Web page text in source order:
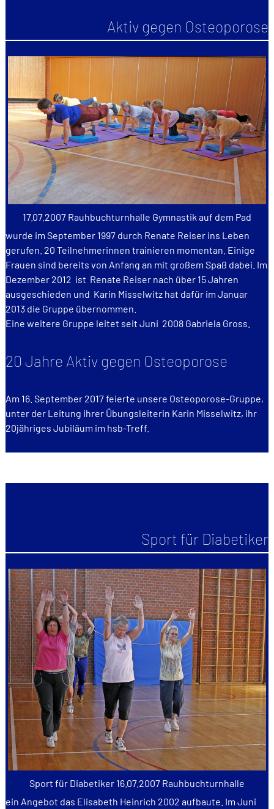
Aktiv gegen Osteoporose
17.07.2007 Rauhbuchturnhalle Gymnastik auf dem Pad
wurde im September 1997 durch Renate Reiser ins Leben
gerufen. 20 Teilnehmerinnen trainieren momentan. Einige
Frauen sind bereits von Anfang an mit großem Spaß dabei. Im
Dezember 2012 ist Renate Reiser nach über 15 Jahren
ausgeschieden und Karin Misselwitz hat dafür im Januar
2013 die Gruppe übernommen.
Eine weitere Gruppe leitet seit Juni 2008 Gabriela Gross.
20 Jahre Aktiv gegen Osteoporose
Am 16. September 2017 feierte unsere Osteoporose-Gruppe,
unter der Leitung ihrer Übungsleiterin Karin Misselwitz, ihr
20jähriges Jubiläum im hsb-Treff.
Sport für Diabetiker
Sport für Diabetiker 16.07.2007 Rauhbuchturnhalle
ein Angebot das Elisabeth Heinrich 2002 aufbaute. Im Juni